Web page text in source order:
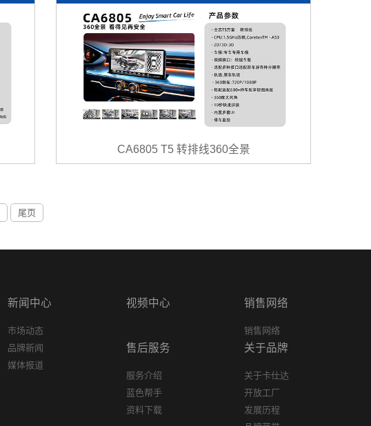
CA6805 T5 转排线360全景
尾页
新闻中心
市场动态
品牌新闻
媒体报道
视频中心 销售网络
销售网络
售后服务
服务介绍
蓝色帮手
资料下载
关于品牌
关于卡仕达
开放工厂
发展历程